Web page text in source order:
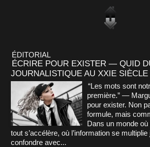
ÉDITORIAL
ÉCRIRE POUR EXISTER — QUID
JOURNALISTIQUE AU XXIE SIÈCLE
“Les mots sont
première.” —
pour exister. Non
formule, mais
Dans un monde
tout s’accélère, où l’information se
confondre avec...